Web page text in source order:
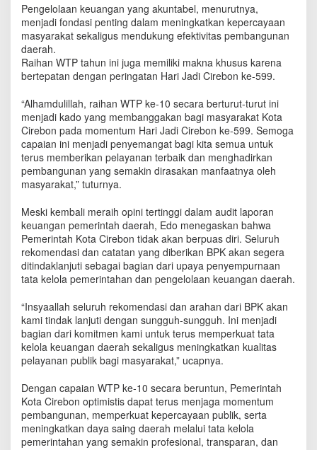
Pengelolaan keuangan yang akuntabel, menurutnya,
menjadi fondasi penting dalam meningkatkan kepercayaan
masyarakat sekaligus mendukung efektivitas pembangunan
daerah.
Raihan WTP tahun ini juga memiliki makna khusus karena
bertepatan dengan peringatan Hari Jadi Cirebon ke-599.
“Alhamdulillah, raihan WTP ke-10 secara berturut-turut ini
menjadi kado yang membanggakan bagi masyarakat Kota
Cirebon pada momentum Hari Jadi Cirebon ke-599. Semoga
capaian ini menjadi penyemangat bagi kita semua untuk
terus memberikan pelayanan terbaik dan menghadirkan
pembangunan yang semakin dirasakan manfaatnya oleh
masyarakat,” tuturnya.
Meski kembali meraih opini tertinggi dalam audit laporan
keuangan pemerintah daerah, Edo menegaskan bahwa
Pemerintah Kota Cirebon tidak akan berpuas diri. Seluruh
rekomendasi dan catatan yang diberikan BPK akan segera
ditindaklanjuti sebagai bagian dari upaya penyempurnaan
tata kelola pemerintahan dan pengelolaan keuangan daerah.
“Insyaallah seluruh rekomendasi dan arahan dari BPK akan
kami tindak lanjuti dengan sungguh-sungguh. Ini menjadi
bagian dari komitmen kami untuk terus memperkuat tata
kelola keuangan daerah sekaligus meningkatkan kualitas
pelayanan publik bagi masyarakat,” ucapnya.
Dengan capaian WTP ke-10 secara beruntun, Pemerintah
Kota Cirebon optimistis dapat terus menjaga momentum
pembangunan, memperkuat kepercayaan publik, serta
meningkatkan daya saing daerah melalui tata kelola
pemerintahan yang semakin profesional, transparan, dan